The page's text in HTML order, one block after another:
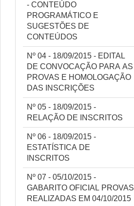
- CONTEÚDO
PROGRAMÁTICO E
SUGESTÕES DE
CONTEÚDOS
Nº 04 - 18/09/2015 - EDITAL
DE CONVOCAÇÃO PARA AS
PROVAS E HOMOLOGAÇÃO
DAS INSCRIÇÕES
Nº 05 - 18/09/2015 -
RELAÇÃO DE INSCRITOS
Nº 06 - 18/09/2015 -
ESTATÍSTICA DE
INSCRITOS
Nº 07 - 05/10/2015 -
GABARITO OFICIAL PROVAS
REALIZADAS EM 04/10/2015